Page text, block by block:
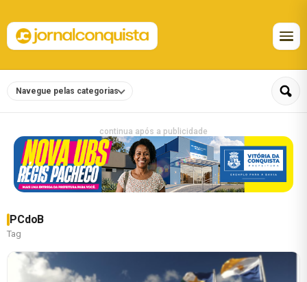
Navegue pelas categorias
continua após a publicidade
PCdoB
Tag